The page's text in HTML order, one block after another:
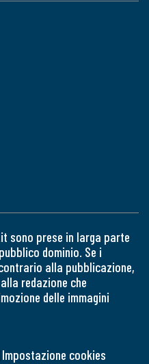
sono prese in larga parte
dominio. Se i
alla pubblicazione,
redazione che
delle immagini
Impostazione cookies